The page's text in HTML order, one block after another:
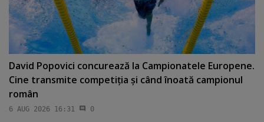
David Popovici concurează la Campionatele Europene.
Cine transmite competiţia şi când înoată campionul
român
6 AUG 2026 16:31 0